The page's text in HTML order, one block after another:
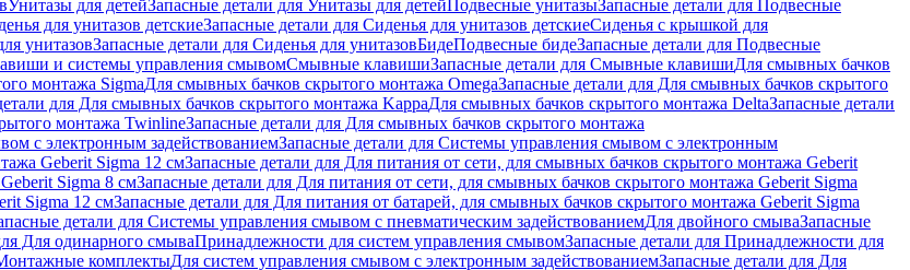
Унитазы для детейЗапасные детали для Унитазы для детейПодвесные унитазыЗапасные детали для Подвесные
для унитазов детскиеЗапасные детали для Сиденья для унитазов детскиеСиденья с крышкой для
унитазовЗапасные детали для Сиденья для унитазовБидеПодвесные бидеЗапасные детали для Подвесные
и системы управления смывомСмывные клавишиЗапасные детали для Смывные клавишиДля смывных бачков
монтажа SigmaДля смывных бачков скрытого монтажа OmegaЗапасные детали для Для смывных бачков скрытого
для Для смывных бачков скрытого монтажа KappaДля смывных бачков скрытого монтажа DeltaЗапасные детали
монтажа TwinlineЗапасные детали для Для смывных бачков скрытого монтажа
с электронным задействованиемЗапасные детали для Системы управления смывом с электронным
Geberit Sigma 12 смЗапасные детали для Для питания от сети, для смывных бачков скрытого монтажа Geberit
Sigma 8 смЗапасные детали для Для питания от сети, для смывных бачков скрытого монтажа Geberit Sigma
Sigma 12 смЗапасные детали для Для питания от батарей, для смывных бачков скрытого монтажа Geberit Sigma
детали для Системы управления смывом с пневматическим задействованиемДля двойного смываЗапасные
Для одинарного смываПринадлежности для систем управления смывомЗапасные детали для Принадлежности для
комплектыДля систем управления смывом с электронным задействованиемЗапасные детали для Для